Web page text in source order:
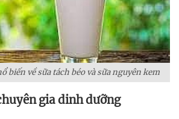
biến về sữa tách béo và sữa nguyên kem
gia dinh dưỡng